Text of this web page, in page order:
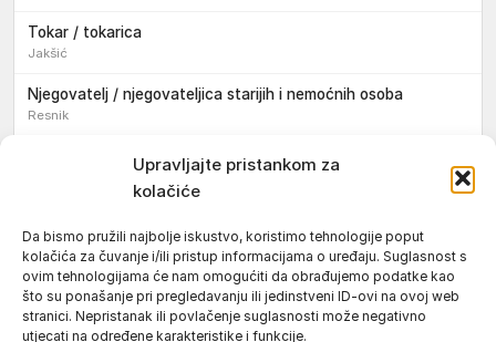
Upravljajte pristankom za
kolačiće
Da bismo pružili najbolje iskustvo, koristimo tehnologije poput
kolačića za čuvanje i/ili pristup informacijama o uređaju. Suglasnost s
ovim tehnologijama će nam omogućiti da obrađujemo podatke kao
što su ponašanje pri pregledavanju ili jedinstveni ID-ovi na ovoj web
stranici. Nepristanak ili povlačenje suglasnosti može negativno
utjecati na određene karakteristike i funkcije.
Tokar / tokarica
Jakšić
Njegovatelj / njegovateljica starijih i nemoćnih osoba
Resnik
Konobar / konobarica
Jakšić
Vozač / vozačica teretnog vozila s poluprikolicom
Požega